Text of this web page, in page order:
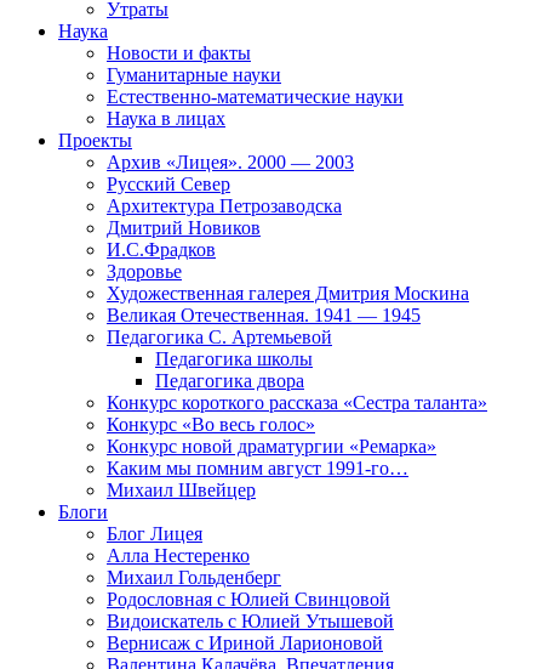
Утраты
Наука
Новости и факты
Гуманитарные науки
Естественно-математические науки
Наука в лицах
Проекты
Архив «Лицея». 2000 — 2003
Русский Север
Архитектура Петрозаводска
Дмитрий Новиков
И.С.Фрадков
Здоровье
Художественная галерея Дмитрия Москина
Великая Отечественная. 1941 — 1945
Педагогика С. Артемьевой
Педагогика школы
Педагогика двора
Конкурс короткого рассказа «Сестра таланта»
Конкурс «Во весь голос»
Конкурс новой драматургии «Ремарка»
Каким мы помним август 1991-го…
Михаил Швейцер
Блоги
Блог Лицея
Алла Нестеренко
Михаил Гольденберг
Родословная с Юлией Свинцовой
Видоискатель с Юлией Утышевой
Вернисаж с Ириной Ларионовой